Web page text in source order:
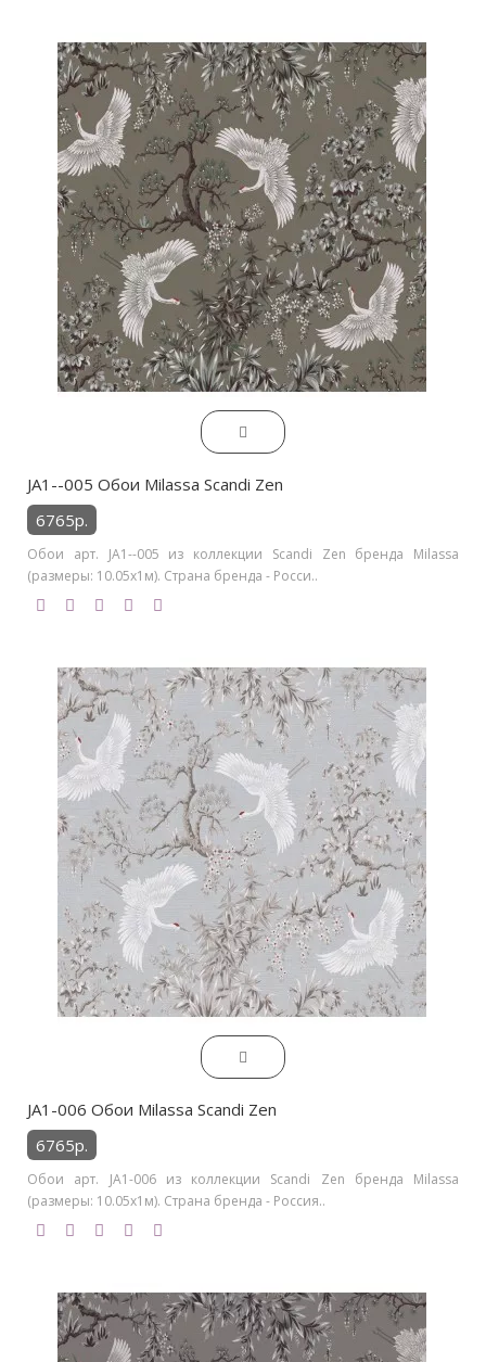
JA1--005 Обои Milassa Scandi Zen
6765р.
Обои арт. JA1--005 из коллекции Scandi Zen бренда Milassa
(размеры: 10.05х1м). Страна бренда - Росси..
JA1-006 Обои Milassa Scandi Zen
6765р.
Обои арт. JA1-006 из коллекции Scandi Zen бренда Milassa
(размеры: 10.05х1м). Страна бренда - Россия..